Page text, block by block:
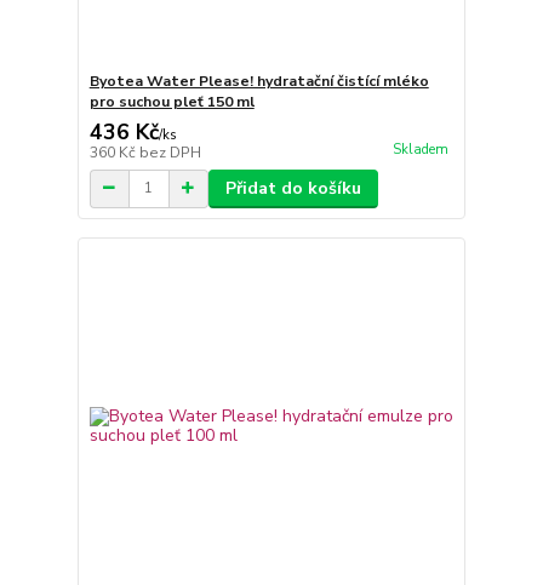
Byotea Water Please! hydratační čistící mléko
pro suchou pleť 150 ml
436 Kč/ks
360 Kč bez DPH Skladem
Přidat do košíku